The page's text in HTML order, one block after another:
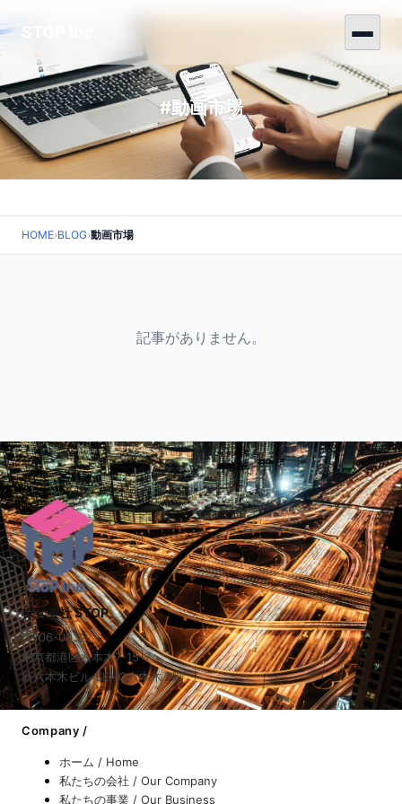
#動画市場
HOME›BLOG›動画市場
記事がありません。
株式会社 STOP
〒106-0032
東京都港区六本木7-15-7
新六本木ビル SENQ六本木 7階
Company /
ホーム / Home
私たちの会社 / Our Company
私たちの事業 / Our Business